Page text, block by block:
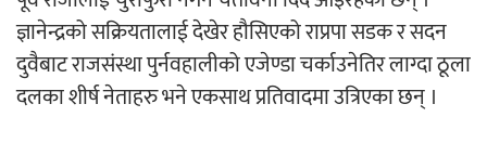
चलचित्र ‘माया भनेकै यस्तो होला’को शीर्ष गीत
सार्वजनिक
ज्ञानेन्द्रको सक्रियतालाई देखेर हौसिएको राप्रपा सडक र सदन
दुवैबाट राजसंस्था पुर्नवहालीको एजेण्डा चर्काउनेतिर लाग्दा ठूला
दलका शीर्ष नेताहरु भने एकसाथ प्रतिवादमा उत्रिएका छन् ।